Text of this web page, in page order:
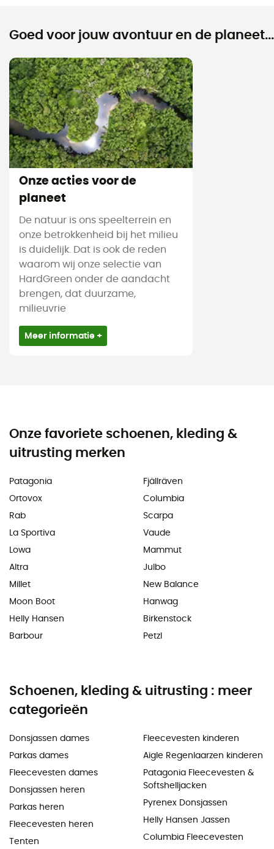
Goed voor jouw avontuur en de planeet...
Onze acties voor de
planeet
De natuur is ons speelterrein en
onze betrokkenheid bij het milieu
is duidelijk. Dat is ook de reden
waarom wij onze selectie van
HardGreen onder de aandacht
brengen, dat duurzame,
milieuvrie
Meer informatie +
Onze favoriete schoenen, kleding &
uitrusting merken
Patagonia
Ortovox
Rab
La Sportiva
Lowa
Altra
Millet
Moon Boot
Helly Hansen
Barbour
Fjällräven
Columbia
Scarpa
Vaude
Mammut
Julbo
New Balance
Hanwag
Birkenstock
Petzl
Schoenen, kleding & uitrusting : meer
categorieën
Donsjassen dames
Parkas dames
Fleecevesten dames
Donsjassen heren
Parkas heren
Fleecevesten heren
Tenten
Fleecevesten kinderen
Aigle Regenlaarzen kinderen
Patagonia Fleecevesten &
Softshelljacken
Pyrenex Donsjassen
Helly Hansen Jassen
Columbia Fleecevesten